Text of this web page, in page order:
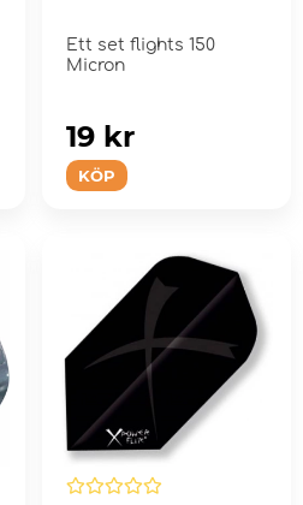
Ett set flights 150
Micron
KÖP
19 kr